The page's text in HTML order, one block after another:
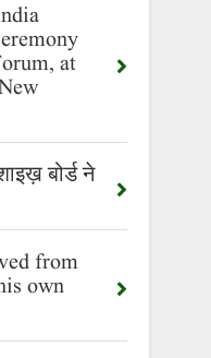
at
बोर्ड ने
from
own